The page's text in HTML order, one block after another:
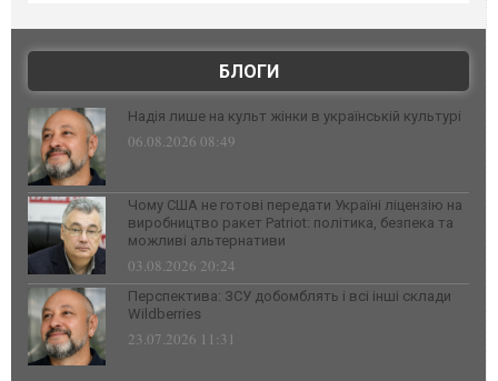
БЛОГИ
Надія лише на культ жінки в українській культурі
06.08.2026 08:49
Чому США не готові передати Україні ліцензію на
виробництво ракет Patriot: політика, безпека та
можливі альтернативи
03.08.2026 20:24
Перспектива: ЗСУ добомблять і всі інші склади
Wildberries
23.07.2026 11:31